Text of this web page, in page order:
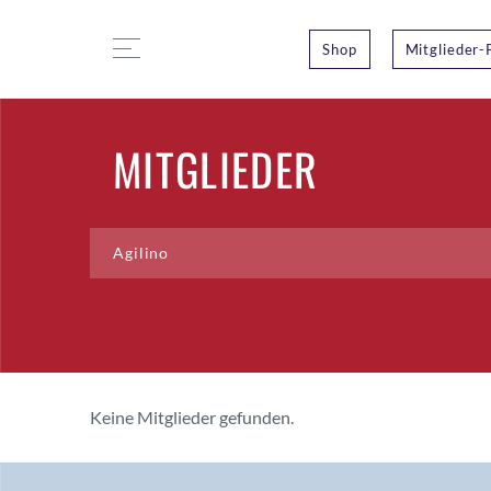
Shop Mitglieder-
MITGLIEDER
Keine Mitglieder gefunden.